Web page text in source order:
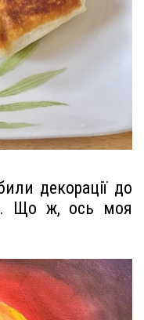
декорації до
Що ж, ось моя